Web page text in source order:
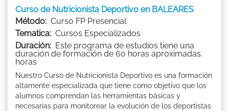
Curso de Nutricionista Deportivo en BALEARES
Método: Curso FP Presencial
Tematica: Cursos Especializados
Duración: Este programa de estudios tiene una
duración de formación de 60 horas aproximadas.
horas
Nuestro Curso de Nutricionista Deportivo es una formación
altamente especializada que tiene como objetivo que los
alumnos comprendan las herramientas básicas y
necesarias para monitorear la evolución de los deportistas